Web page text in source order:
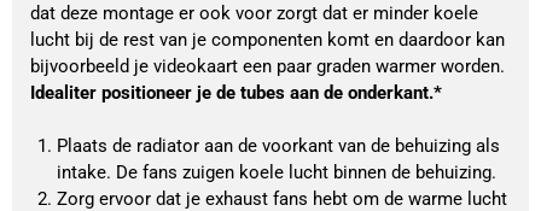
dat deze montage er ook voor zorgt dat er minder koele
lucht bij de rest van je componenten komt en daardoor kan
Idealiter positioneer je de tubes aan de onderkant.*
Plaats de radiator aan de voorkant van de behuizing als
intake. De fans zuigen koele lucht binnen de behuizing.
Zorg ervoor dat je exhaust fans hebt om de warme lucht